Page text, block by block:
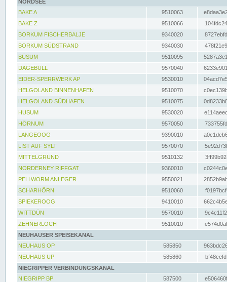
NORDSEE
BAKE A
9510063
BAKE Z
9510066
BORKUM FISCHERBALJE
9340020
BORKUM SÜDSTRAND
9340030
BÜSUM
9510095
DAGEBÜLL
9570040
EIDER-SPERRWERK AP
9530010
HELGOLAND BINNENHAFEN
9510070
HELGOLAND SÜDHAFEN
9510075
HUSUM
9530020
HÖRNUM
9570050
LANGEOOG
9390010
LIST AUF SYLT
9570070
MITTELGRUND
9510132
NORDERNEY RIFFGAT
9360010
PELLWORM ANLEGER
9550021
SCHARHÖRN
9510060
SPIEKEROOG
9410010
WITTDÜN
9570010
ZEHNERLOCH
9510010
NEUHAUSER SPEISEKANAL
NEUHAUS OP
585850
NEUHAUS UP
585860
NIEGRIPPER VERBINDUNGSKANAL
NIEGRIPP BP
587500